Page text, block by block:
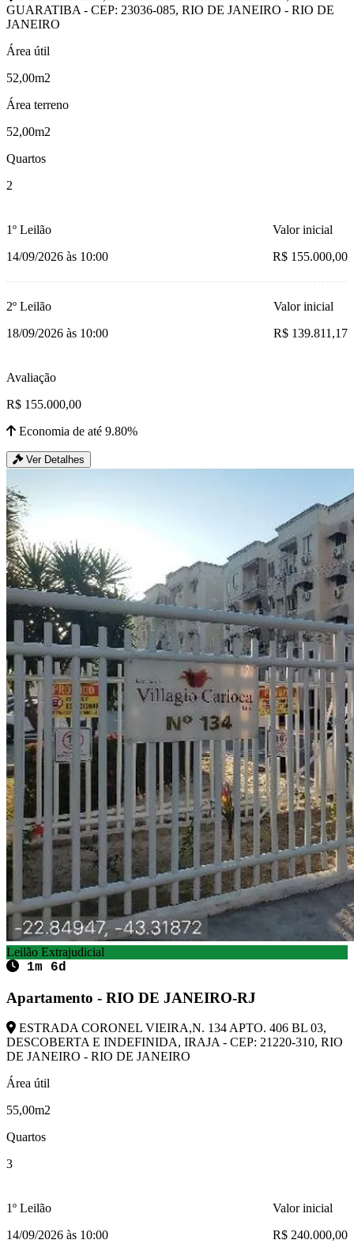
GUARATIBA - CEP: 23036-085, RIO DE JANEIRO - RIO DE
JANEIRO
Área útil
52,00m2
Área terreno
52,00m2
Quartos
2
1º Leilão
14/09/2026 às 10:00
Valor inicial
R$ 155.000,00
2º Leilão
18/09/2026 às 10:00
Valor inicial
R$ 139.811,17
Avaliação
R$ 155.000,00
Economia de até 9.80%
Ver Detalhes
Leilão Extrajudicial
1m 6d
Apartamento - RIO DE JANEIRO-RJ
ESTRADA CORONEL VIEIRA,N. 134 APTO. 406 BL 03,
DESCOBERTA E INDEFINIDA, IRAJA - CEP: 21220-310, RIO
DE JANEIRO - RIO DE JANEIRO
Área útil
55,00m2
Quartos
3
1º Leilão
14/09/2026 às 10:00
Valor inicial
R$ 240.000,00